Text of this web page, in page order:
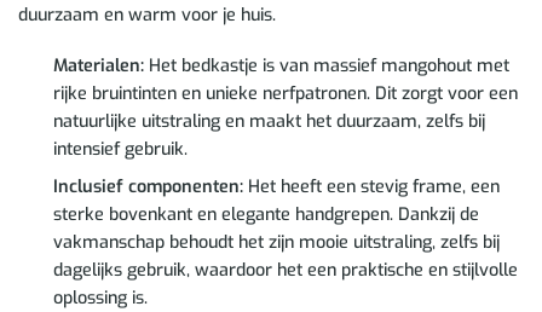
duurzaam en warm voor je huis.
Materialen:Het bedkastje is van massief mangohout met
rijke bruintinten en unieke nerfpatronen. Dit zorgt voor een
natuurlijke uitstraling en maakt het duurzaam, zelfs bij
intensief gebruik.
Inclusief componenten:Het heeft een stevig frame, een
sterke bovenkant en elegante handgrepen. Dankzij de
vakmanschap behoudt het zijn mooie uitstraling, zelfs bij
dagelijks gebruik, waardoor het een praktische en stijlvolle
oplossing is.